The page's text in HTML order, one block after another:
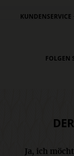
KUNDENSERVICE
FOLGEN
Ja, ich